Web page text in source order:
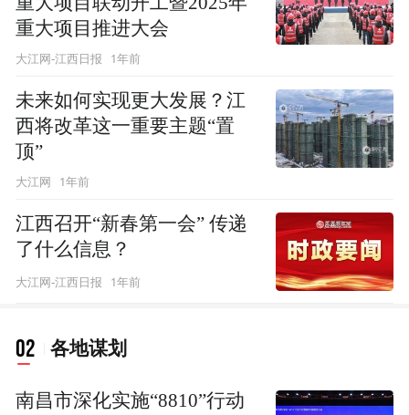
重大项目推进大会
大江网-江西日报 1年前
未来如何实现更大发展？江
西将改革这一重要主题“置
顶”
大江网 1年前
江西召开“新春第一会” 传递
了什么信息？
大江网-江西日报 1年前
02 各地谋划
南昌市深化实施“8810”行动